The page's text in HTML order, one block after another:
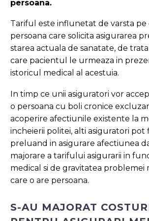
persoana.
Tariful este influnetat de varsta pe
persoana care solicita asigurarea
starea actuala de sanatate, de
care pacientul le urmeaza in
istoricul medical al acestuia.
In timp ce unii asiguratori vor
o persoana cu boli cronice
acoperire afectiunile existente la
incheierii politei, alti asiguratori pot
preluand in asigurare afectiunea
majorare a tarifului asigurarii in
medical si de gravitatea problemei
care o are persoana.
S-AU MAJORAT